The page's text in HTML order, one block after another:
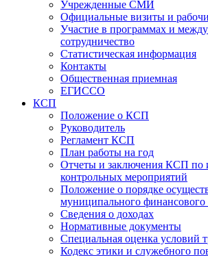
Учрежденные СМИ
Официальные визиты и
Участие в программах и
сотрудничество
Статистическая информация
Контакты
Общественная приемная
ЕГИССО
КСП
Положение о КСП
Руководитель
Регламент КСП
План работы на год
Отчеты и заключения КСП по
контрольных мероприятий
Положение о порядке
муниципального финансового
Сведения о доходах
Нормативные документы
Специальная оценка условий
Кодекс этики и служебного